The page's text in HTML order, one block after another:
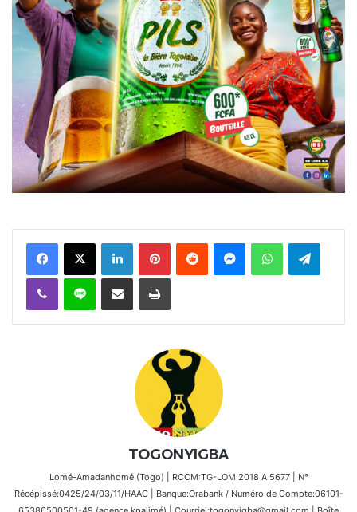
FacebookX Linkedin PinterestReddit MessengerWhatsAppTelegram
Viber Ligne Partager par email Imprimer
TOGONYIGBA
Lomé-Amadanhomé (Togo) | RCCM:TG-LOM 2018 A 5677 | N°
Récépissé:0425/24/03/11/HAAC | Banque:Orabank / Numéro de Compte:06101-